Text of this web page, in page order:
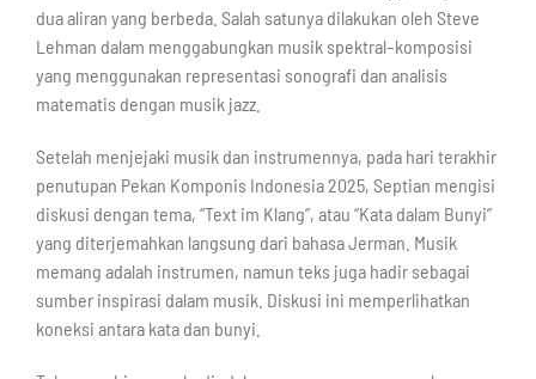
dua aliran yang berbeda. Salah satunya dilakukan oleh Steve
Lehman dalam menggabungkan musik spektral–komposisi
yang menggunakan representasi sonografi dan analisis
matematis dengan musik jazz.
Setelah menjejaki musik dan instrumennya, pada hari terakhir
penutupan Pekan Komponis Indonesia 2025, Septian mengisi
diskusi dengan tema, “Text im Klang”, atau “Kata dalam Bunyi”
yang diterjemahkan langsung dari bahasa Jerman. Musik
memang adalah instrumen, namun teks juga hadir sebagai
sumber inspirasi dalam musik. Diskusi ini memperlihatkan
koneksi antara kata dan bunyi.